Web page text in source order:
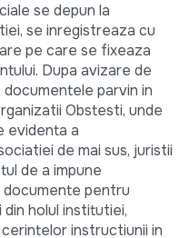
se depun la
se inregistreaza cu
pe care se fixeaza
Dupa avizare de
parvin in
Obstesti, unde
evidenta a
de mai sus, juristii
de a impune
pentru
holul institutiei,
instructiunii in